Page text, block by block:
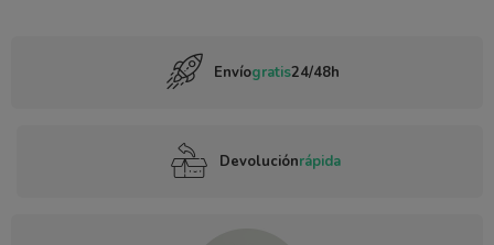
Envíogratis24/48h
Devoluciónrápida